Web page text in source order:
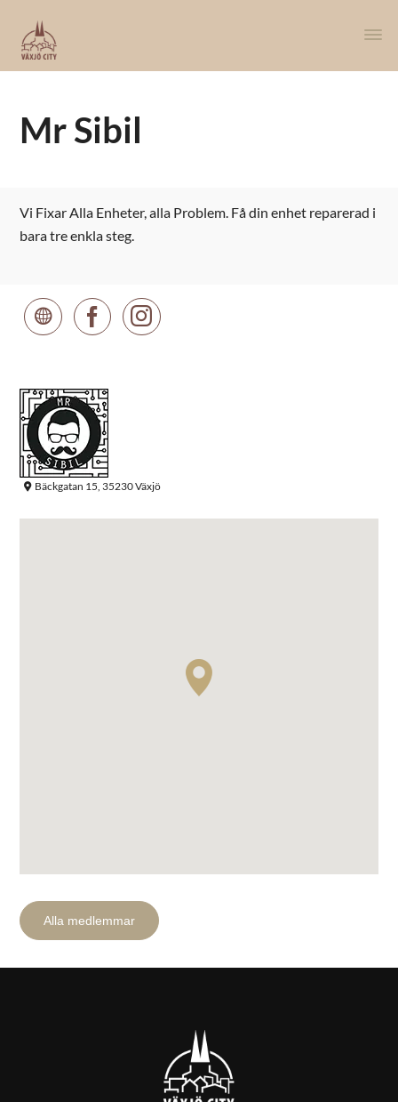
Mr Sibil
Vi FixarAlla Enheter, alla Problem. Få din enhet reparerad i
bara tre enkla steg.
Bäckgatan 15, 35230 Växjö
Alla medlemmar